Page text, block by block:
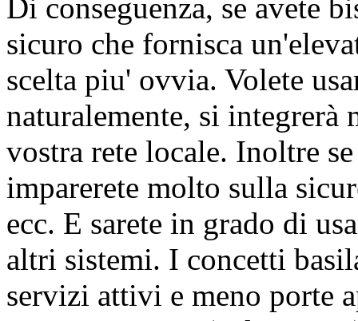
Di conseguenza, se avete
sicuro che fornisca
scelta piu' ovvia. Volete
naturalemente, si integrerà
vostra rete locale. Inoltre
imparerete molto sulla
ecc. E sarete in grado di
altri sistemi. I concetti
servizi attivi e meno porte